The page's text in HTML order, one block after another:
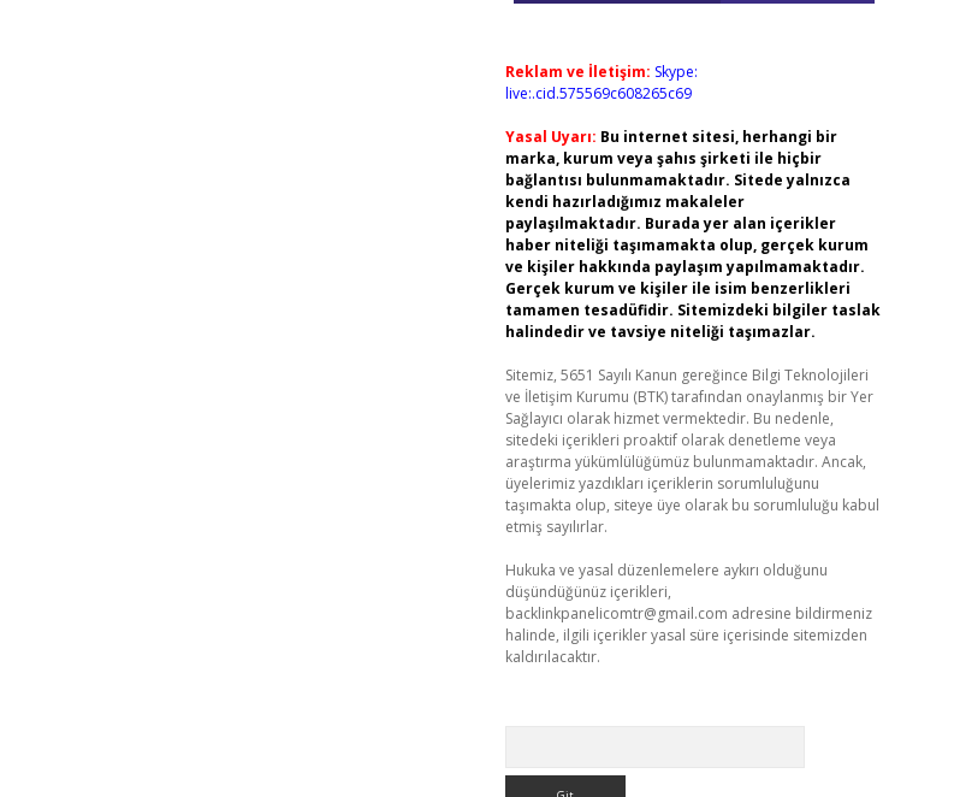
Reklam ve İletişim: Skype:
live:.cid.575569c608265c69
Yasal Uyarı: Bu internet sitesi, herhangi bir
marka, kurum veya şahıs şirketi ile hiçbir
bağlantısı bulunmamaktadır. Sitede yalnızca
kendi hazırladığımız makaleler
paylaşılmaktadır. Burada yer alan içerikler
haber niteliği taşımamakta olup, gerçek kurum
ve kişiler hakkında paylaşım yapılmamaktadır.
Gerçek kurum ve kişiler ile isim benzerlikleri
tamamen tesadüfidir. Sitemizdeki bilgiler taslak
halindedir ve tavsiye niteliği taşımazlar.
Sitemiz, 5651 Sayılı Kanun gereğince Bilgi Teknolojileri
ve İletişim Kurumu (BTK) tarafından onaylanmış bir Yer
Sağlayıcı olarak hizmet vermektedir. Bu nedenle,
sitedeki içerikleri proaktif olarak denetleme veya
araştırma yükümlülüğümüz bulunmamaktadır. Ancak,
üyelerimiz yazdıkları içeriklerin sorumluluğunu
taşımakta olup, siteye üye olarak bu sorumluluğu kabul
etmiş sayılırlar.
Hukuka ve yasal düzenlemelere aykırı olduğunu
düşündüğünüz içerikleri,
backlinkpanelicomtr@gmail.com adresine bildirmeniz
halinde, ilgili içerikler yasal süre içerisinde sitemizden
kaldırılacaktır.